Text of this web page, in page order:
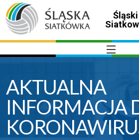
AKTUALNA
INFORMACJA